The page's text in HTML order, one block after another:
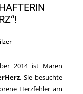
2014 ist Maren
. Sie besuchte
Herzfehler am